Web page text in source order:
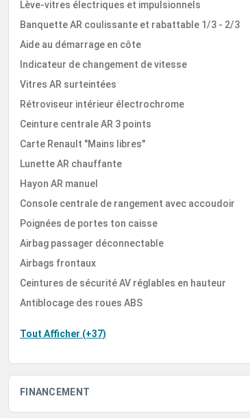
Lève-vitres électriques et impulsionnels
Banquette AR coulissante et rabattable 1/3 - 2/3
Aide au démarrage en côte
Indicateur de changement de vitesse
Vitres AR surteintées
Rétroviseur intérieur électrochrome
Ceinture centrale AR 3 points
Carte Renault "Mains libres"
Lunette AR chauffante
Hayon AR manuel
Console centrale de rangement avec accoudoir
Poignées de portes ton caisse
Airbag passager déconnectable
Airbags frontaux
Ceintures de sécurité AV réglables en hauteur
Antiblocage des roues ABS
Tout Afficher (+37)
FINANCEMENT